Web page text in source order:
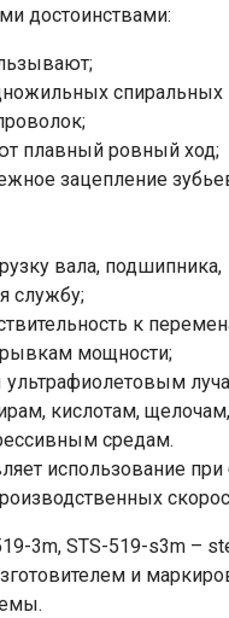
достоинствами:
спиральных
плавный ровный ход;
зацепление
вала, подшипника,
службу;
к
мощности;
ультрафиолетовым
кислотам, щелочам,
средам.
использование при
3m, STS-519-s3m –
и